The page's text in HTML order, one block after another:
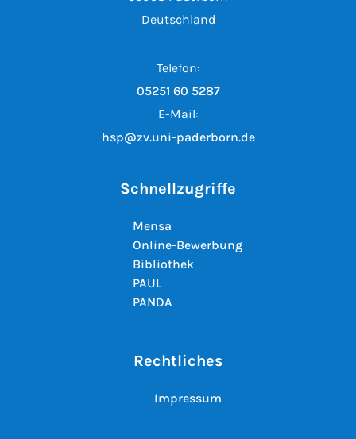
Deutschland
Telefon:
05251 60 5287
E-Mail:
hsp@zv.uni-paderborn.de
Schnellzugriffe
Mensa
Online-Bewerbung
Bibliothek
PAUL
PANDA
Rechtliches
Impressum